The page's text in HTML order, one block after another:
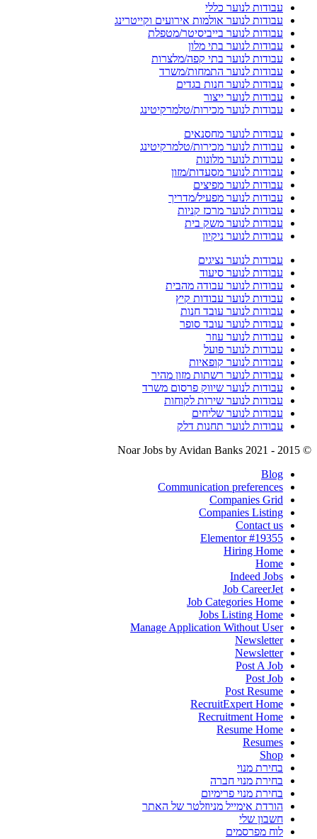
עבודות לנוער כללי
עבודות לנוער אולמות אירועים וקייטרינג
עבודות לנוער בייביסיטר/מטפלת
עבודות לנוער בתי מלון
עבודות לנוער בתי קפה/מלצרות
עבודות לנוער התמחות/משרד
עבודות לנוער חנות בגדים
עבודות לנוער ייצור
עבודות לנוער מכירות/טלמרקיטינג
עבודות לנוער מחסנאים
עבודות לנוער מכירות/טלמרקיטינג
עבודות לנוער מלונות
עבודות לנוער מסעדות/מזון
עבודות לנוער מפיצים
עבודות לנוער מפעיל/מדריך
עבודות לנוער מרכז קניות
עבודות לנוער משק בית
עבודות לנוער ניקיון
עבודות לנוער נציגים
עבודות לנוער סיעוד
עבודות לנוער עבודה מהבית
עבודות לנוער עבודות קיץ
עבודות לנוער עובד חנות
עבודות לנוער עובד סופר
עבודות לנוער עוזר
עבודות לנוער פועל
עבודות לנוער קופאיות
עבודות לנוער רשתות מזון מהיר
עבודות לנוער שיווק פרסום משרד
עבודות לנוער שירות לקוחות
עבודות לנוער שליחים
עבודות לנוער תחנות דלק
© 2015 - 2021 Noar Jobs
by Avidan Banks
Blog
Communication preferences
Companies Grid
Companies Listing
Contact us
Elementor #19355
Hiring Home
Home
Indeed Jobs
Job CareerJet
Job Categories Home
Jobs Listing Home
Manage Application Without User
Newsletter
Newsletter
Post A Job
Post Job
Post Resume
RecruitExpert Home
Recruitment Home
Resume Home
Resumes
Shop
בחירת מנוי
בחירת מנוי חברה
בחירת מנוי פרימיום
הורדת אימייל מניוזלטר של האתר
חשבון שלי
לוח מפרסמים